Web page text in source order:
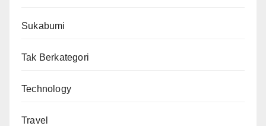
Sukabumi
Tak Berkategori
Technology
Travel